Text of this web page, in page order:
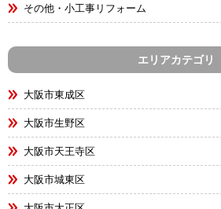
その他・小工事リフォーム
エリアカテゴリ
大阪市東成区
大阪市生野区
大阪市天王寺区
大阪市城東区